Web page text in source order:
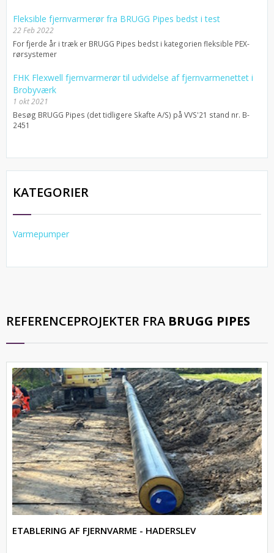
Fleksible fjernvarmerør fra BRUGG Pipes bedst i test
22 Feb 2022
For fjerde år i træk er BRUGG Pipes bedst i kategorien fleksible PEX-
rørsystemer
FHK Flexwell fjernvarmerør til udvidelse af fjernvarmenettet i
Brobyværk
1 okt 2021
Besøg BRUGG Pipes (det tidligere Skafte A/S) på VVS'21 stand nr. B-
2451
KATEGORIER
Varmepumper
REFERENCEPROJEKTER FRA BRUGG PIPES
ETABLERING AF FJERNVARME - HADERSLEV